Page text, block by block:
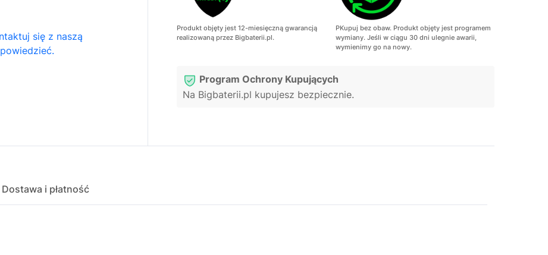
się z naszą
Produkt objęty jest 12-miesięczną gwarancją
realizowaną przez Bigbaterii.pl.
PKupuj bez obaw. Produkt objęty jest programem
wymiany. Jeśli w ciągu 30 dni ulegnie awarii,
wymienimy go na nowy.
Program Ochrony Kupujących
Na Bigbaterii.pl kupujesz bezpiecznie.
Dostawa i płatność